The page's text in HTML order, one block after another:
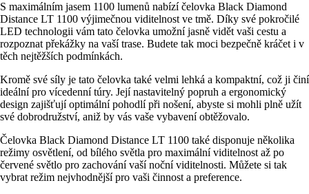
S maximálním jasem 1100 lumenů nabízí čelovka Black Diamond
Distance LT 1100 výjimečnou viditelnost ve tmě. Díky své pokročilé
LED technologii vám tato čelovka umožní jasně vidět vaši cestu a
rozpoznat překážky na vaší trase. Budete tak moci bezpečně kráčet i v
těch nejtěžších podmínkách.
Kromě své síly je tato čelovka také velmi lehká a kompaktní, což ji činí
ideální pro vícedenní túry. Její nastavitelný popruh a ergonomický
design zajišťují optimální pohodlí při nošení, abyste si mohli plně užít
své dobrodružství, aniž by vás vaše vybavení obtěžovalo.
Čelovka Black Diamond Distance LT 1100 také disponuje několika
režimy osvětlení, od bílého světla pro maximální viditelnost až po
červené světlo pro zachování vaší noční viditelnosti. Můžete si tak
vybrat režim nejvhodnější pro vaši činnost a preference.